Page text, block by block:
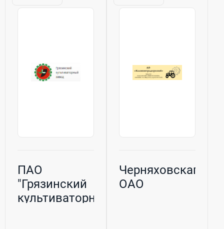
Завод активно
соответствия и
спецтехнику...
ПАО
"Грязинский
культиваторный
ОАО